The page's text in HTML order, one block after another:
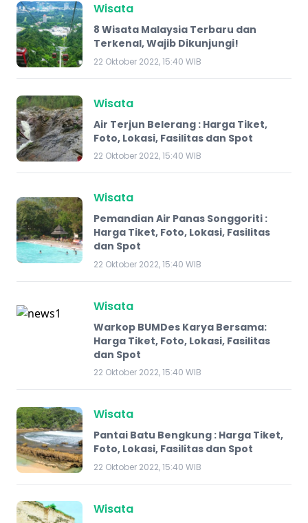
Wisata
8 Wisata Malaysia Terbaru dan
Terkenal, Wajib Dikunjungi!
22 Oktober 2022, 15:40 WIB
Wisata
Air Terjun Belerang : Harga Tiket,
Foto, Lokasi, Fasilitas dan Spot
22 Oktober 2022, 15:40 WIB
Wisata
Pemandian Air Panas Songgoriti :
Harga Tiket, Foto, Lokasi, Fasilitas
dan Spot
22 Oktober 2022, 15:40 WIB
Wisata
Warkop BUMDes Karya Bersama:
Harga Tiket, Foto, Lokasi, Fasilitas
dan Spot
22 Oktober 2022, 15:40 WIB
Wisata
Pantai Batu Bengkung : Harga Tiket,
Foto, Lokasi, Fasilitas dan Spot
22 Oktober 2022, 15:40 WIB
Wisata